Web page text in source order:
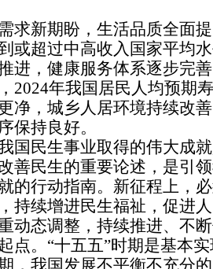
求新期盼，生活品质全面
或超过中高收入国家平均
进，健康服务体系逐步完
2024年我国居民人均预期
净，城乡人居环境持续改
保持良好。
国民生事业取得的伟大成
善民生的重要论述，是引
的行动指南。新征程上，
持续增进民生福祉，促进
动态调整，持续推进、不
点。 “十五五”时期是基本
，我国发展不平衡不充分